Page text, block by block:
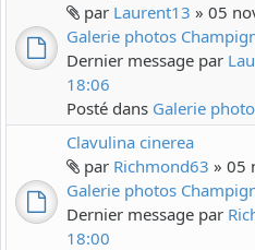
par Laurent13 » 05
Galerie photos
Dernier message par
18:06
Posté dans Galerie
Clavulina cinerea
par Richmond63 » 05
Galerie photos
Dernier message par
18:00